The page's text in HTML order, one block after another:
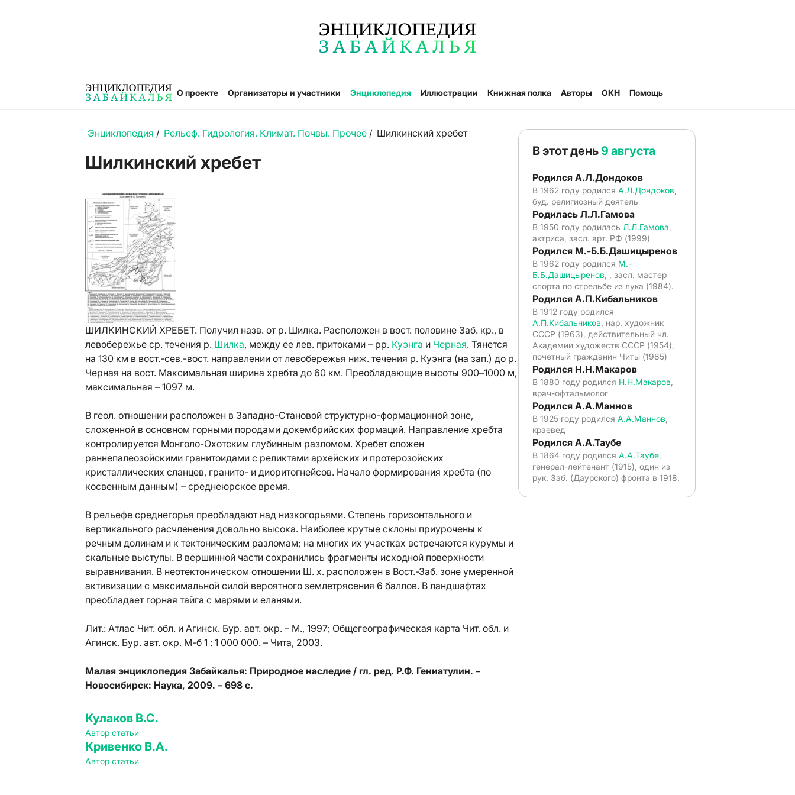
О проекте Организаторы и участники Энциклопедия Иллюстрации Книжная полка Авторы ОКН Помощь
Энциклопедия / Рельеф. Гидрология. Климат. Почвы. Прочее / Шилкинский хребет
Шилкинский хребет
ШИЛКИНСКИЙ ХРЕБЕТ. Получил назв. от р. Шилка. Расположен в вост. половине Заб. кр., в
левобережье ср. течения р. Шилка, между ее лев. притоками – рр. Куэнга и Черная. Тянется
на 130 км в вост.-сев.-вост. направлении от левобережья ниж. течения р. Куэнга (на зап.) до р.
Черная на вост. Максимальная ширина хребта до 60 км. Преобладающие высоты 900–1000 м,
максимальная – 1097 м.
В геол. отношении расположен в Западно-Становой структурно-формационной зоне,
сложенной в основном горными породами докембрийских формаций. Направление хребта
контролируется Монголо-Охотским глубинным разломом. Хребет сложен
раннепалеозойскими гранитоидами с реликтами архейских и протерозойских
кристаллических сланцев, гранито- и диоритогнейсов. Начало формирования хребта (по
косвенным данным) – среднеюрское время.
В рельефе среднегорья преобладают над низкогорьями. Степень горизонтального и
вертикального расчленения довольно высока. Наиболее крутые склоны приурочены к
речным долинам и к тектоническим разломам; на многих их участках встречаются курумы и
скальные выступы. В вершинной части сохранились фрагменты исходной поверхности
выравнивания. В неотектоническом отношении Ш. х. расположен в Вост.-Заб. зоне умеренной
активизации с максимальной силой вероятного землетрясения 6 баллов. В ландшафтах
преобладает горная тайга с марями и еланями.
Лит.: Атлас Чит. обл. и Агинск. Бур. авт. окр. – М., 1997; Общегеографическая карта Чит. обл. и
Агинск. Бур. авт. окр. М-б 1 : 1 000 000. – Чита, 2003.
Малая энциклопедия Забайкалья: Природное наследие / гл. ред. Р.Ф. Гениатулин. –
Новосибирск: Наука, 2009. – 698 с.
Кулаков В.С.
Автор статьи
Кривенко В.А.
Автор статьи
В этот день9 августа
Родился А.Л.Дондоков
В 1962 году родился А.Л.Дондоков
буд. религиозный деятель
Родилась Л.Л.Гамова
В 1950 году родилась Л.Л.Гамова
актриса, засл. арт. РФ (1999)
Родился М.-Б.Б.Дашицыренов
В 1962 году родился М.-
Б.Б.Дашицыренов , , засл. мастер
спорта по стрельбе из лука (1984).
Родился А.П.Кибальников
В 1912 году родился
А.П.Кибальников , нар. художник
СССР (1963), действительный чл.
Академии художеств СССР (1954),
почетный гражданин Читы (1985)
Родился Н.Н.Макаров
В 1880 году родился Н.Н.Макаров
врач-офтальмолог
Родился А.А.Маннов
В 1925 году родился А.А.Маннов
краевед
Родился А.А.Таубе
В 1864 году родился А.А.Таубе
генерал-лейтенант (1915), один из
рук. Заб. (Даурского) фронта в 1918.